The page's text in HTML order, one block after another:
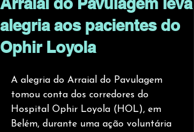
alegria aos pacientes do
Ophir Loyola
A alegria do Arraial do Pavulagem
tomou conta dos corredores do
Hospital Ophir Loyola (HOL), em
Belém, durante uma ação voluntária